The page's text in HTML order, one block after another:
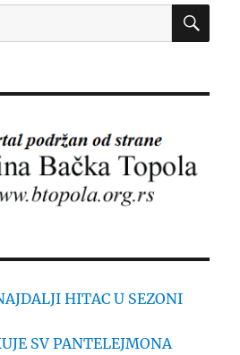
HITAC U SEZONI
SV PANTELEJMONA